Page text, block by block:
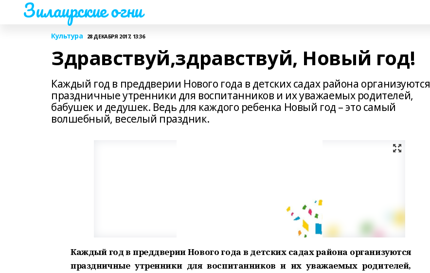
Зилаирские огни
Культура 28 ДЕКАБРЯ 2017, 13:36
Здравствуй,здравствуй, Новый год!
Каждый год в преддверии Нового года в детских садах района организуются
праздничные утренники для воспитанников и их уважаемых родителей,
бабушек и дедушек. Ведь для каждого ребенка Новый год – это самый
волшебный, веселый праздник.
Каждый год в преддверии Нового года в детских садах района организуются
праздничные утренники для воспитанников и их уважаемых родителей,